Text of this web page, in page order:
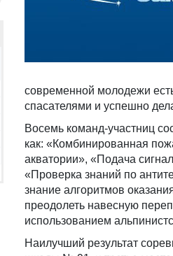
современной молодежи
спасателями и успешно
Восемь команд-участниц
как: «Комбинированная
акватории», «Подача
«Проверка знаний по
знание алгоритмов
преодолеть навесную
использованием
Наилучший результат